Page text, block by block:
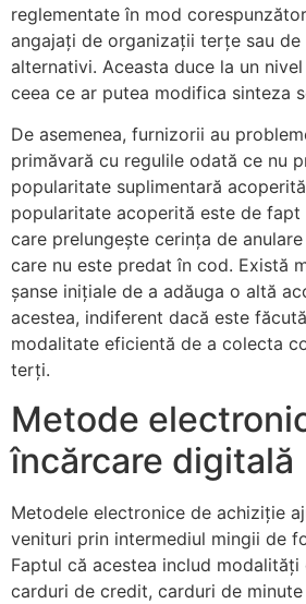
reglementate în mod
angajați de organizații terțe sau de
alternativi. Aceasta duce la un
ceea ce ar putea modifica sinteza
De asemenea, furnizorii au
primăvară cu regulile odată ce nu
popularitate suplimentară
popularitate acoperită este de fapt
care prelungește cerința de
care nu este predat în cod. Există
șanse inițiale de a adăuga o altă
acestea, indiferent dacă este
modalitate eficientă de a colecta
terți.
Metode
încărcare digitală
Metodele electronice de achiziție
venituri prin intermediul mingii de
Faptul că acestea includ modalități
carduri de credit, carduri de